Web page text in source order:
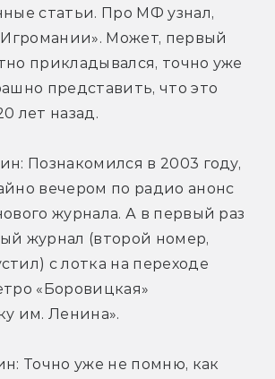
статьи. Про МФ узнал,
Может, первый
прикладывался, точно уже
представить, что это
лет назад.
Познакомился в 2003 году,
вечером по радио анонс
журнала. А в первый раз
журнал (второй номер,
с лотка на переходе
«Боровицкая»
им. Ленина».
Точно уже не помню, как